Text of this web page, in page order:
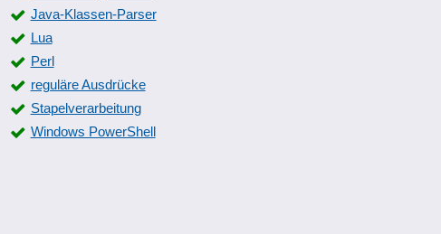
Java-Klassen-Parser
Lua
Perl
reguläre Ausdrücke
Stapelverarbeitung
Windows PowerShell